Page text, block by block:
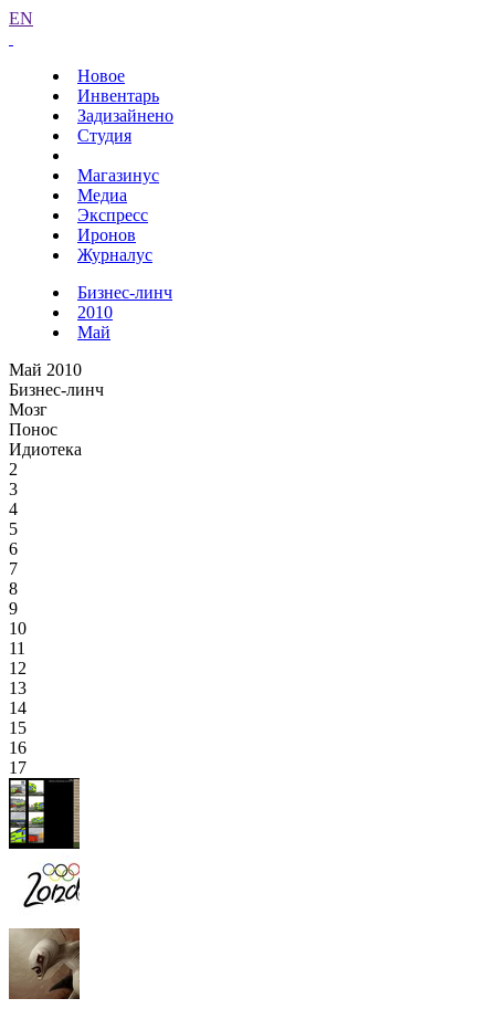
EN
Новое
Инвентарь
Задизайнено
Студия
Магазинус
Медиа
Экспресс
Иронов
Журналус
Бизнес-линч
2010
Май
Май 2010
Бизнес-линч
Мозг
Понос
Идиотека
2
3
4
5
6
7
8
9
10
11
12
13
14
15
16
17